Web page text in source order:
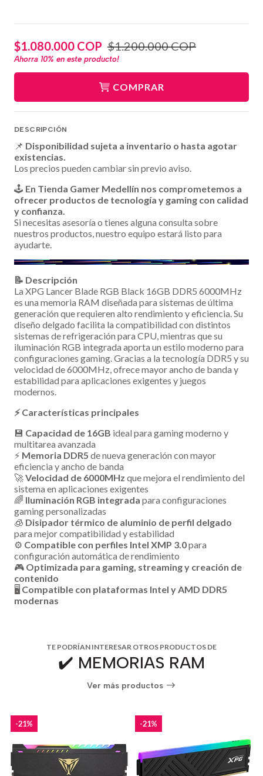
$1.080.000 COP $1.200.000 COP
Ahorra 10% en este producto!
COMPRAR
DESCRIPCIÓN
📌 Disponibilidad sujeta a inventario o hasta agotar
existencias.
Los precios pueden cambiar sin previo aviso.
🕹️ En Tienda Gamer Medellín nos comprometemos a
ofrecer productos de tecnología y gaming con calidad
y confianza.
Si necesitas asesoría o tienes alguna consulta sobre
nuestros productos, nuestro equipo estará listo para
ayudarte.
📝 Descripción
La XPG Lancer Blade RGB Black 16GB DDR5 6000MHz
es una memoria RAM diseñada para sistemas de última
generación que requieren alto rendimiento y eficiencia. Su
diseño delgado facilita la compatibilidad con distintos
sistemas de refrigeración para CPU, mientras que su
iluminación RGB integrada aporta un estilo moderno para
configuraciones gaming. Gracias a la tecnología DDR5 y su
velocidad de 6000MHz, ofrece mayor ancho de banda y
estabilidad para aplicaciones exigentes y juegos
modernos.
⚡ Características principales
💾 Capacidad de 16GB ideal para gaming moderno y
multitarea avanzada
⚡ Memoria DDR5 de nueva generación con mayor
eficiencia y ancho de banda
🚀Velocidad de 6000MHz que mejora el rendimiento del
sistema en aplicaciones exigentes
🌈 Iluminación RGB integrada para configuraciones
gaming personalizadas
🧊 Disipador térmico de aluminio de perfil delgado
para mejor compatibilidad y estabilidad
⚙️ Compatible con perfiles Intel XMP 3.0para
configuración automática de rendimiento
🎮 Optimizada para gaming, streaming y creación de
contenido
🖥️ Compatible con plataformas Intel y AMD DDR5
modernas
TE PODRÍAN INTERESAR OTROS PRODUCTOS DE
✔️ MEMORIAS RAM
Ver más productos
-21% -21%